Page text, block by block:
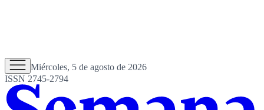
Miércoles, 5 de agosto de 2026
ISSN 2745-2794